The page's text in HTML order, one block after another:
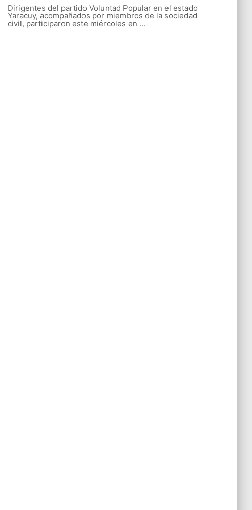
Dirigentes del partido Voluntad Popular en el estado
Yaracuy, acompañados por miembros de la sociedad
civil, participaron este miércoles en ...